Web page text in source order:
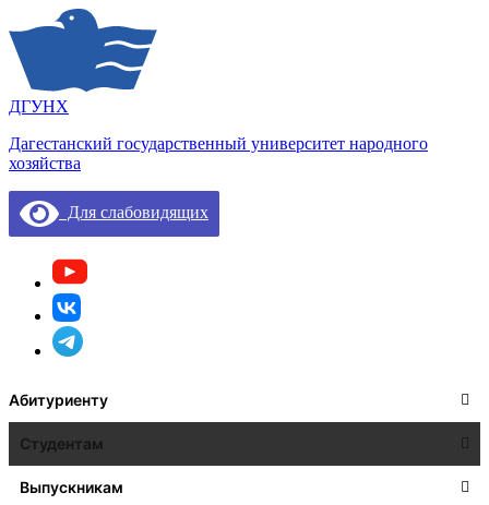
ДГУНХ
Дагестанский государственный университет народного
хозяйства
Для слабовидящих
Абитуриенту
Студентам
Выпускникам